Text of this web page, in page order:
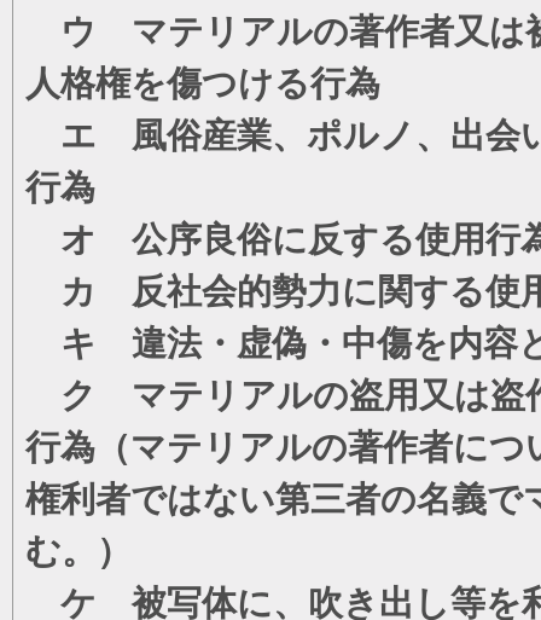
ウ マテリアルの著作者又は
人格権を傷つける行為
エ 風俗産業、ポルノ、出会
行為
オ 公序良俗に反する使用行
カ 反社会的勢力に関する使
キ 違法・虚偽・中傷を内容
ク マテリアルの盗用又は盗
行為（マテリアルの著作者に
権利者ではない第三者の名義
む。）
ケ 被写体に、吹き出し等を